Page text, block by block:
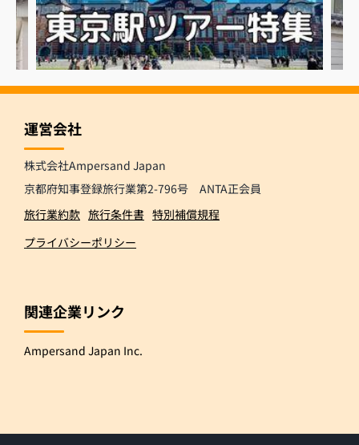
運営会社
株式会社Ampersand Japan
京都府知事登録旅行業第2-796号 ANTA正会員
旅行業約款 旅行条件書 特別補償規程
プライバシーポリシー
関連企業リンク
Ampersand Japan Inc.